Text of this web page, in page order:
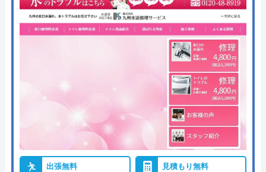
出張無料 見積もり無料